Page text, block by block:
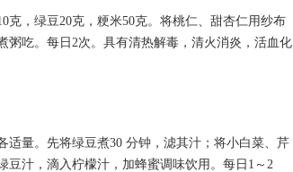
克，绿豆20克，粳米50克。将桃仁、甜杏仁用纱布
吃。每日2次。具有清热解毒，清火消炎，活血化
量。先将绿豆煮30 分钟，滤其汁；将小白菜、芹
汁，滴入柠檬汁，加蜂蜜调味饮用。每日1～2